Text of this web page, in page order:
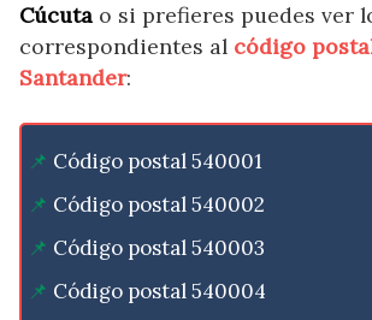
Cúcuta o si prefieres puedes ver
correspondientes al código
Santander:
Código postal 540001
Código postal 540002
Código postal 540003
Código postal 540004